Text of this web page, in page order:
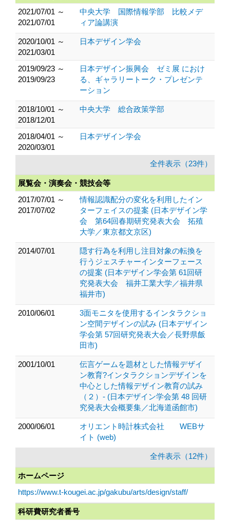
2021/07/01 ～
2021/07/01
中央大学 国際情報学部 比較メデ
ィア論講演
2020/10/01 ～
2021/03/01
日本デザイン学会
2019/09/23 ～
2019/09/23
日本デザイン振興会 ゼミ展 におけ
る、ギャラリートーク・プレゼンテ
ーション
2018/10/01 ～
2018/12/01
中央大学 総合政策学部
2018/04/01 ～
2020/03/01
日本デザイン学会
全件表示（23件）
展覧会・演奏会・競技会等
2017/07/01 ～
2017/07/02
情報認識配分の変化を利用したイン
ターフェイスの提案 (日本デザイン学
会 第64回春期研究発表大会 拓殖
大学／東京都文京区)
2014/07/01
隠す行為を利用し注目対象の転換を
行うジェスチャーインターフェース
の提案 (日本デザイン学会第 61回研
究発表大会 福井工業大学／福井県
福井市)
2010/06/01
3面モニタを使用するインタラクショ
ン空間デザインの試み (日本デザイン
学会第 57回研究発表大会／長野県飯
田市)
2001/10/01
伝言ゲームを題材とした情報デザイ
ン教育?インタラクションデザインを
中心とした情報デザイン教育の試み
（２）- (日本デザイン学会第 48 回研
究発表大会概要集／北海道函館市)
2000/06/01
オリエント時計株式会社 WEBサ
イト (web)
全件表示（12件）
ホームページ
https://www.t-kougei.ac.jp/gakubu/arts/design/staff/
科研費研究者番号